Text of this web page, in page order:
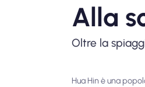
Alla
Oltre la
Hua Hin è una